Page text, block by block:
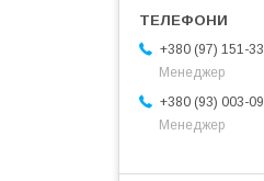
+380 (97) 151-
Менеджер
+380 (93) 003-
Менеджер